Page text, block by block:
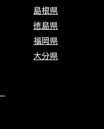
島根県
徳島県
福岡県
大分県